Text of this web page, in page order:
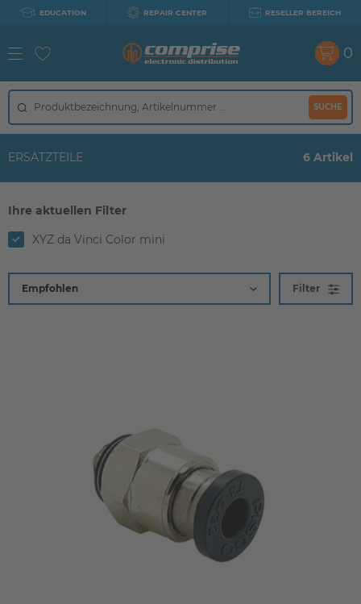
EDUCATION REPAIR CENTER RESELLER BEREICH
SUCHE
0
ERSATZTEILE 6 Artikel
Ihre aktuellen Filter
XYZ da Vinci Color mini
Filter